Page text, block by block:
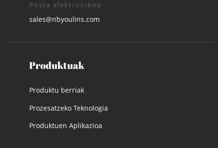
Posta elektronikoa
sales@nbyoulins.com
Produktuak
Produktu berriak
Prozesatzeko Teknologia
Produktuen Aplikazioa